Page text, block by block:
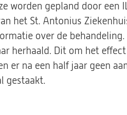
worden gepland door een
het St. Antonius
over de
herhaald. Dit om het
er na een half jaar geen
gestaakt.